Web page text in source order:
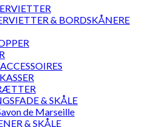
& BORDSKÅNERE
& SKÅLE
de Marseille
& SKÅLE